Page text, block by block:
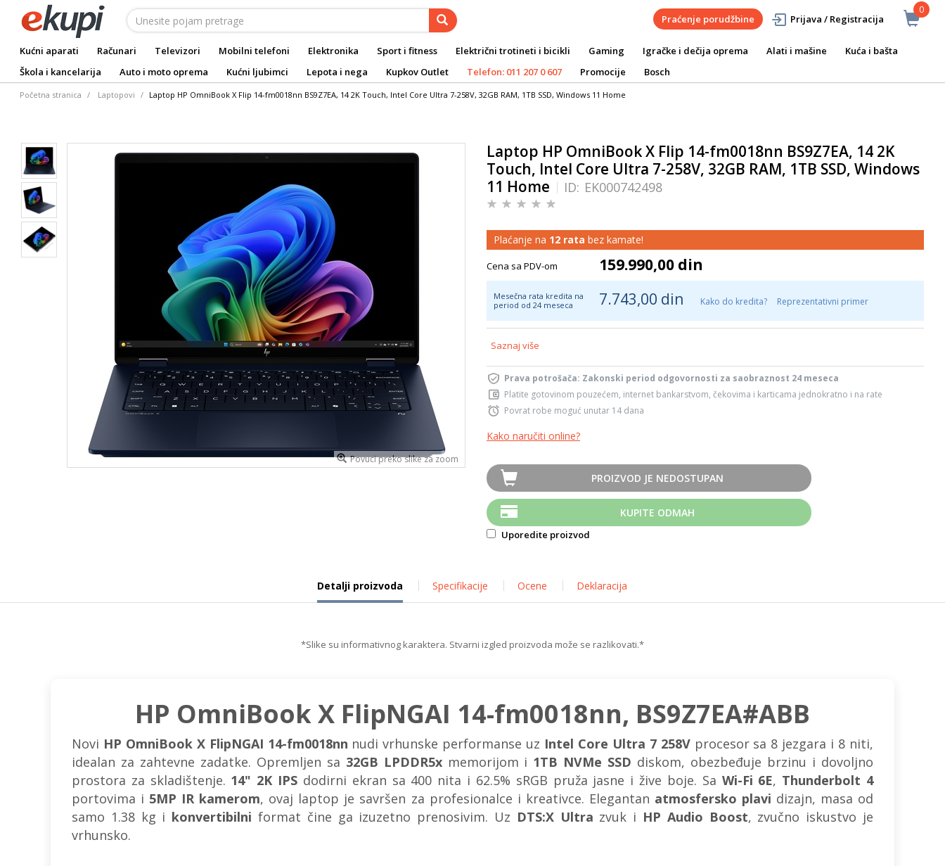
0
Praćenje porudžbine Prijava / Registracija
Kućni aparati Računari Televizori Mobilni telefoni Elektronika Sport i fitness Električni trotineti i bicikli Gaming Igračke i dečija oprema Alati i mašine
Kuća i bašta
Škola i kancelarija
Auto i moto oprema Kućni ljubimci Lepota i nega Kupkov Outlet Telefon: 011 207 0 607 Promocije Bosch
Početna stranica Laptopovi Laptop HP OmniBook X Flip 14-fm0018nn BS9Z7EA, 14 2K Touch, Intel Core Ultra 7-258V, 32GB RAM, 1TB SSD, Windows 11 Home
Povuci preko slike za zoom
Laptop HP OmniBook X Flip 14-fm0018nn BS9Z7EA, 14 2K
Touch, Intel Core Ultra 7-258V, 32GB RAM, 1TB SSD, Windows
11 Home
ID: EK000742498
Plaćanje na 12 rata bez kamate!
Cena sa PDV-om 159.990,00 din
Mesečna rata kredita na
period od 24 meseca
7.743,00 din Kako do kredita? Reprezentativni primer
Saznaj više
Prava potrošača: Zakonski period odgovornosti za saobraznost 24 meseca
Platite gotovinom pouzećem, internet bankarstvom, čekovima i karticama jednokratno i na rate
Povrat robe moguć unutar 14 dana
Kako naručiti online?
PROIZVOD JE NEDOSTUPAN
KUPITE ODMAH
Uporedite proizvod
Detalji proizvoda Specifikacije Ocene Deklaracija
*Slike su informativnog karaktera. Stvarni izgled proizvoda može se razlikovati.*
HP OmniBook X FlipNGAI 14-fm0018nn, BS9Z7EA#ABB
Novi HP OmniBook X FlipNGAI 14-fm0018nn nudi vrhunske performanse uz Intel Core Ultra 7 258Vprocesor sa 8 jezgara i 8 niti,
idealan za zahtevne zadatke. Opremljen sa 32GB LPDDR5xmemorijom i 1TB NVMe SSD diskom, obezbeđuje brzinu i dovoljno
prostora za skladištenje. 14" 2K IPS dodirni ekran sa 400 nita i 62.5% sRGB pruža jasne i žive boje. Sa Wi-Fi 6E, Thunderbolt 4
portovima i 5MP IR kamerom, ovaj laptop je savršen za profesionalce i kreativce. Elegantan atmosfersko plavi dizajn, masa od
samo 1.38 kg i konvertibilni format čine ga izuzetno prenosivim. Uz DTS:X Ultra zvuk i HP Audio Boost, zvučno iskustvo je
vrhunsko.